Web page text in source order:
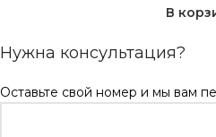
В
Нужна консультация?
Оставьте свой номер и мы вам